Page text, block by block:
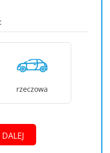
rzeczowa